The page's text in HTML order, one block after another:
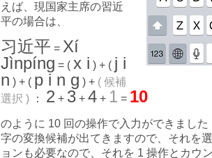
えば、現国家主席の習近
平の場合は、
习近平 = Xí
Jìnpíng = ( x i ) + ( j i
n ) + ( p i n g ) + ( 候補
選択 ) ： 2 + 3 + 4 + 1 = 10
のように 10 回の操作で入力ができまし
字の変換候補が出てきますので、それを
ョンも必要なので、それを 1 操作とカウ